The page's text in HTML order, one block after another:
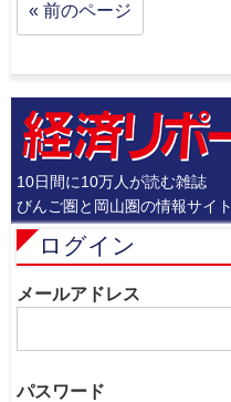
« 前のページ
10日間に10万人が読む雑誌
びんご圏と岡山圏の情報サイト
ログイン
メールアドレス
パスワード